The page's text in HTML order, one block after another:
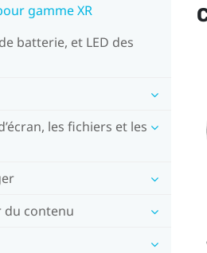
gamme XR
batterie, et LED des
les fichiers et les
du contenu